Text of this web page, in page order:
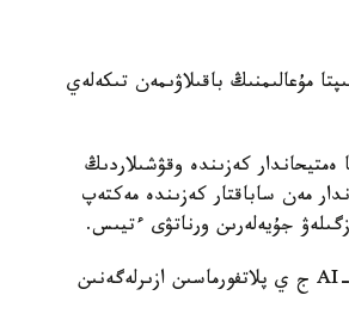
مۇعالىمنىڭ باقىلاۋىمەن تىكەلەي
كەزىندە وقۋشىلاردىڭ
مەن ساباقتار كەزىندە مەكتەپ
جۇيەلەرىن ورناتۋى ءتيىس.
وسىعان دەيىن QyzPU ستۋدەنتتەرى پەداگوگتەرگە ارنالعان AI- Lesson Study ج ي پلاتفورماسىن ازىرلەگەنىن